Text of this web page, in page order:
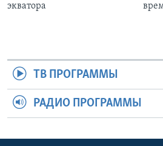
экватора
ТВ ПРОГРАММЫ
РАДИО ПРОГРАММЫ